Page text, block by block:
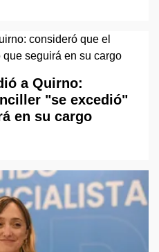
a Quirno:
"se excedió"
en su cargo